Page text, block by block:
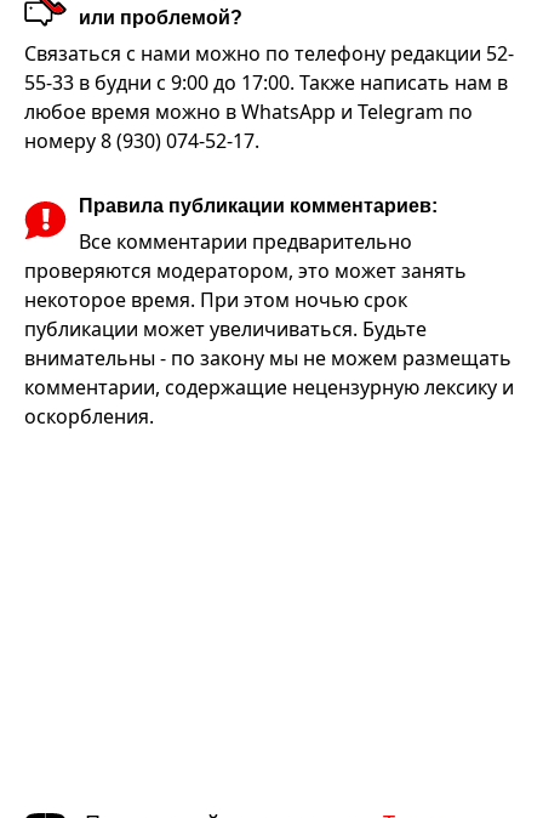
или проблемой?
Связаться с нами можно по телефону редакции 52-
55-33 в будни с 9:00 до 17:00. Также написать нам в
любое время можно в WhatsApp и Telegram по
номеру 8 (930) 074-52-17.
Правила публикации комментариев:
Все комментарии предварительно
проверяются модератором, это может занять
некоторое время. При этом ночью срок
публикации может увеличиваться. Будьте
внимательны - по закону мы не можем размещать
комментарии, содержащие нецензурную лексику и
оскорбления.